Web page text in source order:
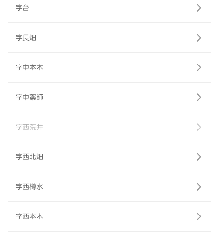
字台
字長畑
字中本木
字中薬師
字西荒井
字西北畑
字西樽水
字西本木